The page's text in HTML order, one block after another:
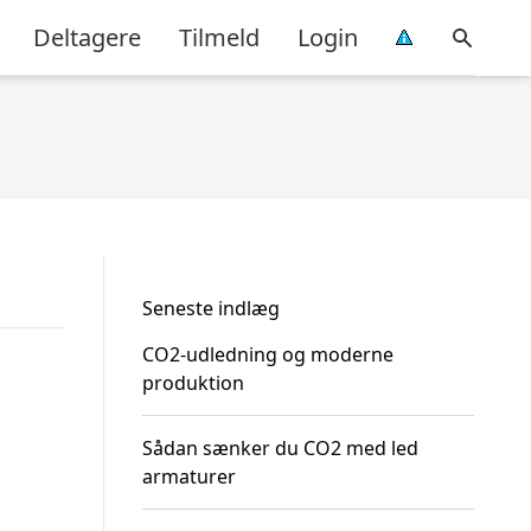
Deltagere Tilmeld Login
Seneste indlæg
CO2-udledning og moderne
produktion
Sådan sænker du CO2 med led
armaturer